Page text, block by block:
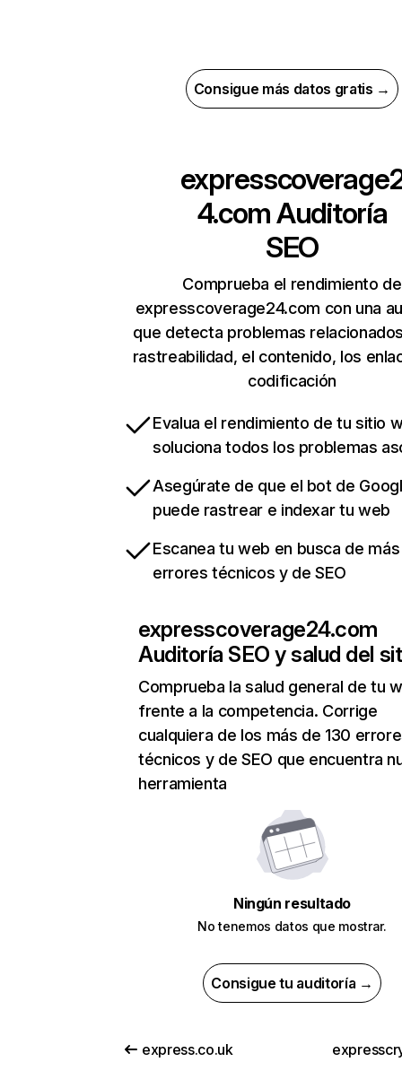
Consigue más datos gratis →
4.comAuditoría
SEO
Comprueba el rendimiento de
expresscoverage24.com con una
que detecta problemas
rastreabilidad, el contenido, los
codificación
Evalua el rendimiento de tu sitio
soluciona todos los problemas
Asegúrate de que el bot de
puede rastrear e indexar tu web
Escanea tu web en busca de
errores técnicos y de SEO
expresscoverage24.com
Auditoría SEO y salud del
Comprueba la salud general de tu
frente a la competencia. Corrige
cualquiera de los más de 130
técnicos y de SEO que encuentra
herramienta
Ningún resultado
No tenemos datos que mostrar.
Consigue tu auditoría →
express.co.uk